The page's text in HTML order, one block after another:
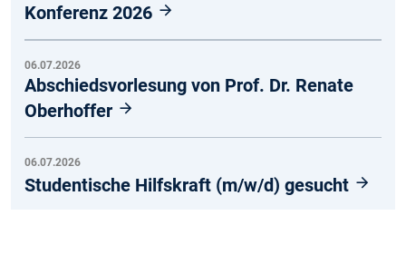
Konferenz 2026
06.07.2026
Abschiedsvorlesung von Prof. Dr. Renate
Oberhoffer
06.07.2026
Studentische Hilfskraft (m/w/d) gesucht